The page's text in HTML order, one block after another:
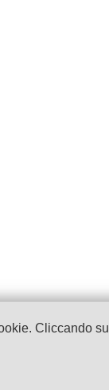
Cliccando su